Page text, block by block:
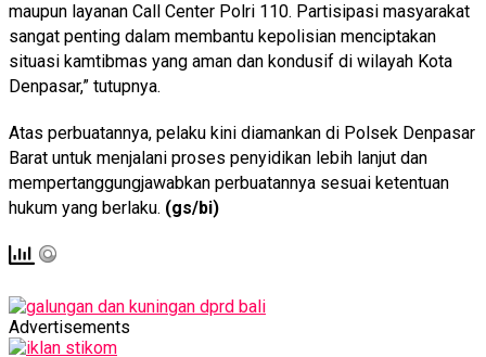
maupun layanan Call Center Polri 110. Partisipasi masyarakat
sangat penting dalam membantu kepolisian menciptakan
situasi kamtibmas yang aman dan kondusif di wilayah Kota
Denpasar,” tutupnya.
Atas perbuatannya, pelaku kini diamankan di Polsek Denpasar
Barat untuk menjalani proses penyidikan lebih lanjut dan
mempertanggungjawabkan perbuatannya sesuai ketentuan
hukum yang berlaku. (gs/bi)
Advertisements